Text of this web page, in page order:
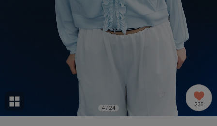
adidas by Stella McCartney
アディダス バイ ステラマッカートニー
Ame no chi Hare
アメノチハレ
4 / 24 236